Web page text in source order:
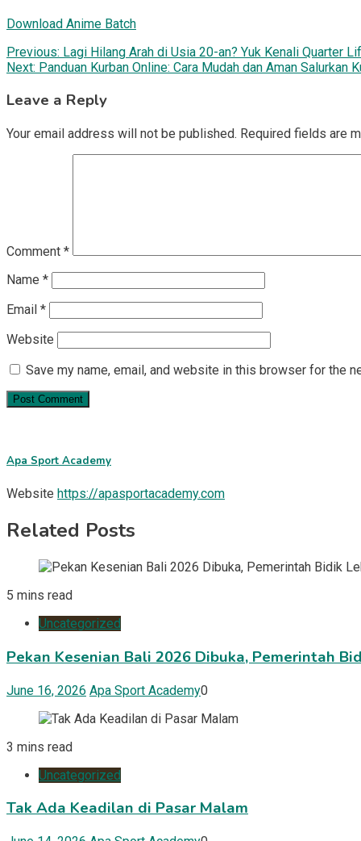
Download Anime Batch
Post
navigation
Previous: Lagi Hilang Arah di Usia 20-an? Yuk Kenali Quarter
Next: Panduan Kurban Online: Cara Mudah dan Aman Salurkan
Leave a Reply
Your email address will not be published. Required fields are
Comment *
Name *
Email *
Website
Save my name, email, and website in this browser for the
Apa Sport Academy
Website https://apasportacademy.com
Related Posts
5 mins read
Uncategorized
Pekan Kesenian Bali 2026 Dibuka, Pemerintah
June 16, 2026 Apa Sport Academy0
3 mins read
Uncategorized
Tak Ada Keadilan di Pasar Malam